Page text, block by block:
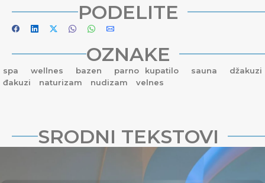
PODELITE
OZNAKE
spa wellnes bazen parno kupatilo sauna
džakuzi
đakuzi
naturizam nudizam velnes
SRODNI TEKSTOVI